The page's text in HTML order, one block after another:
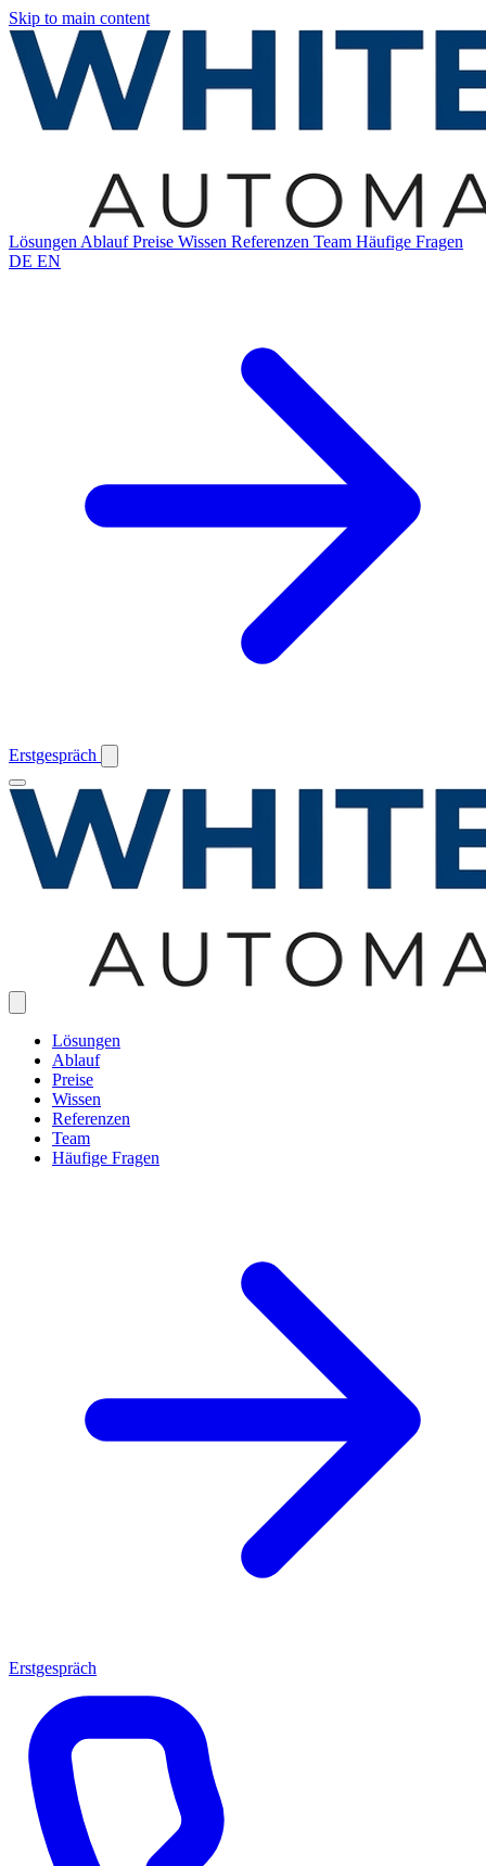
Skip to main content
Lösungen AblaufPreise Wissen Referenzen Team Häufige Fragen
DE EN
Erstgespräch
Lösungen
Ablauf
Preise
Wissen
Referenzen
Team
Häufige Fragen
Erstgespräch